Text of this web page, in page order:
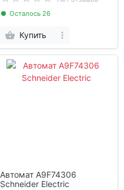
Осталось 26
Купить
Автомат A9F74306
Schneider Electric